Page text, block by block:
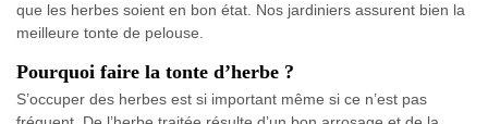
que les herbes soient en bon état. Nos jardiniers assurent bien la
meilleure tonte de pelouse.
Pourquoi faire la tonte d’herbe ?
S’occuper des herbes est si important même si ce n’est pas